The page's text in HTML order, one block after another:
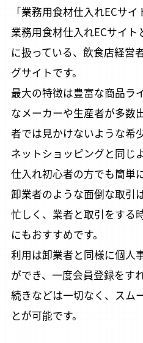
「業務用食材仕入れECサイ
業務用食材仕入れECサイ
に扱っている、飲食店経営
グサイトです。
最大の特徴は豊富な商品ラ
なメーカーや生産者が多数
者では見かけないような希
ネットショッピングと同じ
仕入れ初心者の方でも簡単
卸業者のような面倒な取引
忙しく、業者と取引をする
にもおすすめです。
利用は卸業者と同様に個人
ができ、一度会員登録をす
続きなどは一切なく、スム
とが可能です。